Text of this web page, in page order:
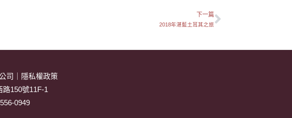
下一篇
2018年湛藍土耳其之旅 下一篇
司
隱私權政策
150號11F-1
0949